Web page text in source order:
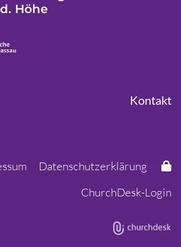
Höhe
Kontakt
Datenschutzerklärung
ChurchDesk-Login